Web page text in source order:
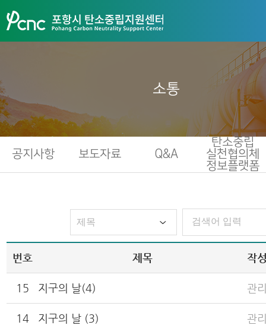
소통
공지사항 보도자료 Q&A
탄소중립
실천협의체
정보플랫폼
번호 제목 작
15 지구의 날(4) 관
14 지구의 날 (3) 관